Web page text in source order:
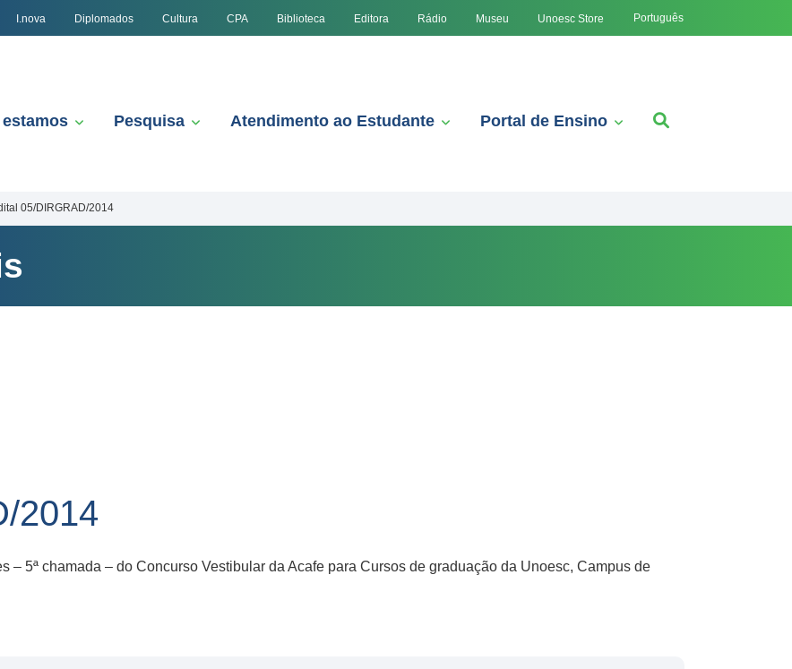
I.nova Diplomados Cultura CPA Biblioteca Editora Rádio Museu Unoesc Store Português
Pesquisa Atendimento ao Estudante Portal de Ensino
05/DIRGRAD/2014
2014
– 5ª chamada – do Concurso Vestibular da Acafe para Cursos de graduação da Unoesc, Campus de